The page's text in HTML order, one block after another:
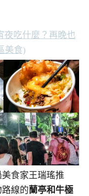
夜吃什麼？再晚也
美食)
美食家王瑞瑤推
線的蘭亭和牛極